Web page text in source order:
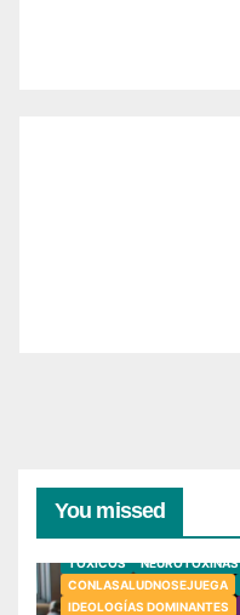
You missed
TÓXICOS NEUROTOXINAS
CONLASALUDNOSEJUEGA
IDEOLOGÍAS DOMINANTES